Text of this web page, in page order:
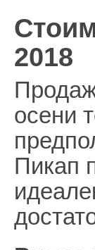
2018
осени
Пикап